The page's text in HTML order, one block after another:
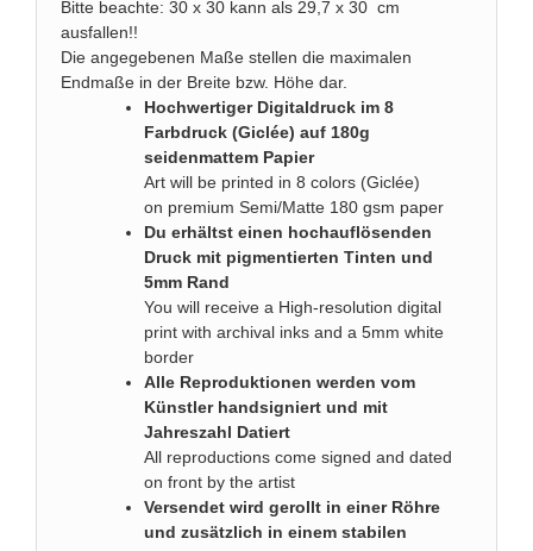
Bitte beachte: 30 x 30 kann als 29,7 x 30 cm
ausfallen!!
Die angegebenen Maße stellen die maximalen
Endmaße in der Breite bzw. Höhe dar.
Hochwertiger Digitaldruck im 8
Farbdruck (Giclée) auf 180g
seidenmattem Papier
Art will be printed in 8 colors (Giclée)
on premium Semi/Matte 180 gsm paper
Du erhältst einen hochauflösenden
Druck mit pigmentierten Tinten und
5mm Rand
You will receive a High-resolution digital
print with archival inks and a 5mm white
border
Alle Reproduktionen werden vom
Künstler handsigniert und mit
Jahreszahl Datiert
All reproductions come signed and dated
on front by the artist
Versendet wird gerollt in einer Röhre
und zusätzlich in einem stabilen